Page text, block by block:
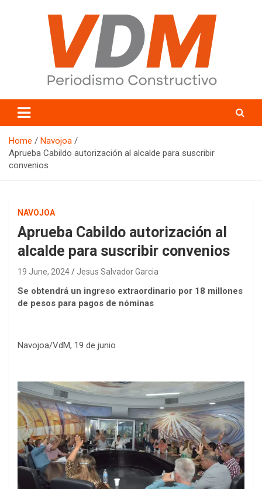
valledelmayo.com
Home
Navojoa
Aprueba Cabildo autorización al alcalde para suscribir
convenios
NAVOJOA
Aprueba Cabildo autorización al
alcalde para suscribir convenios
19 June, 2024 Jesus Salvador Garcia
Se obtendrá un ingreso extraordinario por 18 millones
de pesos para pagos de nóminas
Navojoa/VdM, 19 de junio